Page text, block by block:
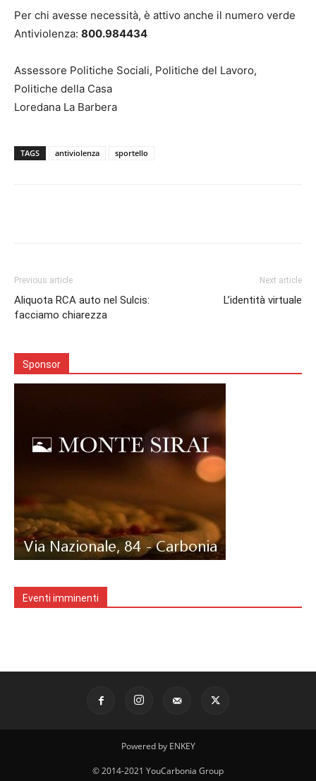
Per chi avesse necessità, è attivo anche il numero verde
Antiviolenza: 800.984434
Assessore Politiche Sociali, Politiche del Lavoro,
Politiche della Casa
Loredana La Barbera
TAGS antiviolenza sportello
Previous article
Aliquota RCA auto nel Sulcis:
facciamo chiarezza
Next article
L’identità virtuale
Sponsor
Eventi imminenti
Powered by ENKEY
© 2014-2021 YouCarbonia Group